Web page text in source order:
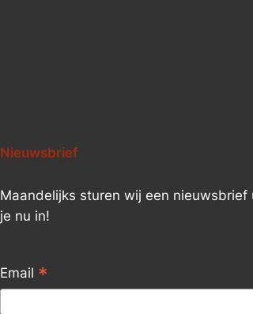
Nieuwsbrief
Maandelijks sturen wij een
je nu in!
Email *